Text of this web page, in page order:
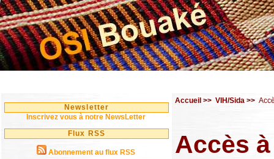
Newsletter
Inscrivez vous à notre NewsLetter
Flux RSS
Abonnement au flux RSS
Accueil >> VIH/Sida >>
Accès à